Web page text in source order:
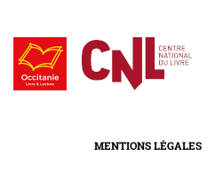
MENTIONS LÉGALES